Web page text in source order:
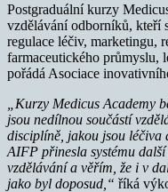
Postgraduální kurzy
vzdělávání odborníků, kteří
regulace léčiv, marketingu,
farmaceutického
pořádá Asociace
„Kurzy Medicus Academy
jsou nedílnou součástí
disciplíně, jakou jsou léčiva
AIFP přinesla systému
vzdělávání a věřím, že i v
jako byl doposud,“ říká